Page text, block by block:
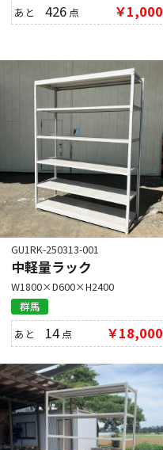
あと426 点 ￥1,000
GU1RK-250313-001
中軽量ラック
W1800×D600×H2400
群馬
あと 14点 ￥18,000